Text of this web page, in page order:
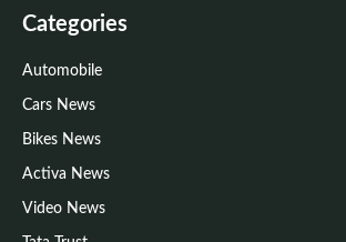
Categories
Automobile
Cars News
Bikes News
Activa News
Video News